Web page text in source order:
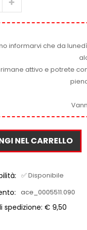
informarvi che da
rimane attivo e potrete
NEL CARRELLO
✅ Disponibile
ace_0005511.090
spedizione: € 9,50